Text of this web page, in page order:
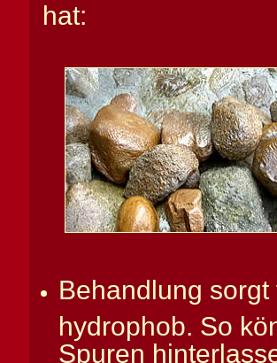
hat:
Behandlung
hydrophob. So
Spuren